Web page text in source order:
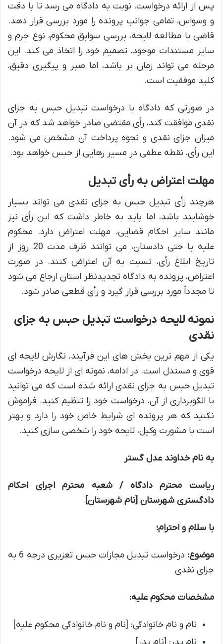
پس از ارائه درخواست، نوبت به دادگاه می رسد تا با دقت
و وسواس، تمامی جوانب پرونده را مورد بررسی قرار دهد.
قاضی با مطالعه لایحه، بررسی سوابق محکوم، نوع جرم و
سایر مستندات موجود، تصمیم خود را اتخاذ می کند. این
مرحله می تواند زمان بر باشد، اما صبر و پیگیری دقیق،
کلید موفقیت است.
در صورتی که دادگاه با درخواست تبدیل حبس به جزای
نقدی موافقت کند، رأی مقتضی صادر خواهد شد که در آن
میزان جزای نقدی و نحوه پرداخت آن مشخص می شود.
این رأی، نقطه عطفی در مسیر رهایی از حبس خواهد بود.
مهلت اعتراض به رأی تبدیل
هرچند رأی تبدیل حبس به جزای نقدی می تواند بسیار
خوشایند باشد، اما باید به خاطر داشت که این رأی نیز
مانند سایر احکام قضایی، مهلت اعتراض دارد. محکوم
علیه یا حتی دادستان، می توانند ظرف مدت 20 روز از
تاریخ ابلاغ رأی، نسبت به آن اعتراض کنند. در صورت
اعتراض، پرونده به دادگاه تجدیدنظر استان ارجاع می شود
تا مجدداً مورد بررسی قرار گیرد و رأی قطعی صادر شود.
نمونه لایحه درخواست تبدیل حبس به جزای
نقدی
یکی از مهم ترین بخش های این فرآیند، نگارش لایحه ای
قوی و مستدل است. در ادامه، نمونه ای از لایحه درخواست
تبدیل حبس به جزای نقدی ارائه شده است که می توانید
با الگوبرداری از آن، درخواست خود را تنظیم کنید. فراموش
نکنید که هر پرونده ای شرایط خاص خود را دارد و بهتر
است با مشورت وکیل، لایحه خود را شخصی سازی کنید.
به نام خداوند عدل گستر
ریاست محترم دادگاه / شعبه محترم اجرای احکام
دادگستری شهرستان [نام شهرستان]
با سلام و احترام؛
موضوع:
درخواست تبدیل مجازات حبس تعزیری درجه 6 به
جزای نقدی
مشخصات محکوم علیه:
نام و نام خانوادگی: [نام و نام خانوادگی محکوم علیه]